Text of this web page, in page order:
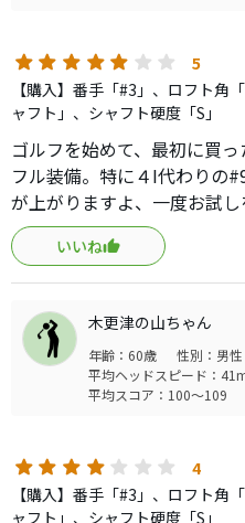
このフェアウェイウッドは
ます。
5
【購入】番手「#3」、ロフト角
ャフト」、シャフト硬度「S」
ゴルフを始めて、最初に買
フル装備。特に４I代わりの
が上がりますよ、一度お試し
いいね
木更津の山ちゃん
年齢：60歳 性別：男性
平均ヘッドスピード：
平均スコア：100～109
4
【購入】番手「#3」、ロフト角
ャフト」、シャフト硬度「S」